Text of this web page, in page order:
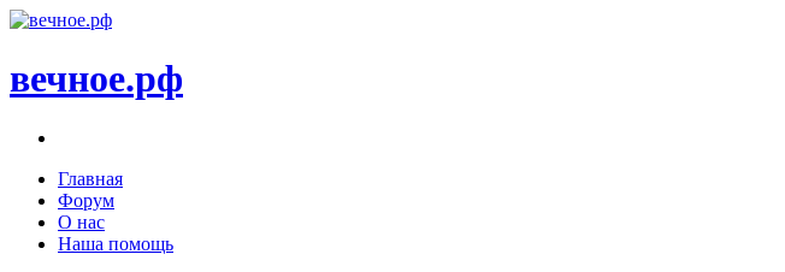
вечное.рф
Главная
Форум
О нас
Наша помощь